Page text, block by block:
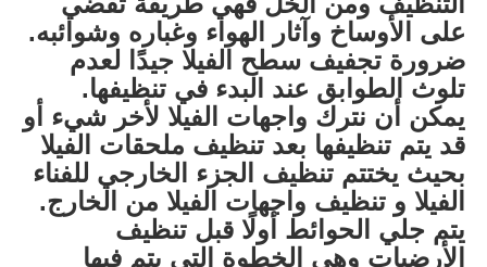
على الأوساخ وآثار الهواء وغباره وشوائبه.
ضرورة تجفيف سطح الفيلا جيدًا لعدم
تلوث الطوابق عند البدء في تنظيفها.
يمكن أن نترك واجهات الفيلا لأخر شيء أو
قد يتم تنظيفها بعد تنظيف ملحقات الفيلا
بحيث يختتم تنظيف الجزء الخارجي للفناء
الفيلا و تنظيف واجهات الفيلا من الخارج.
يتم جلي الحوائط أولًا قبل تنظيف
الأرضيات وهي الخطوة التي يتم فيها